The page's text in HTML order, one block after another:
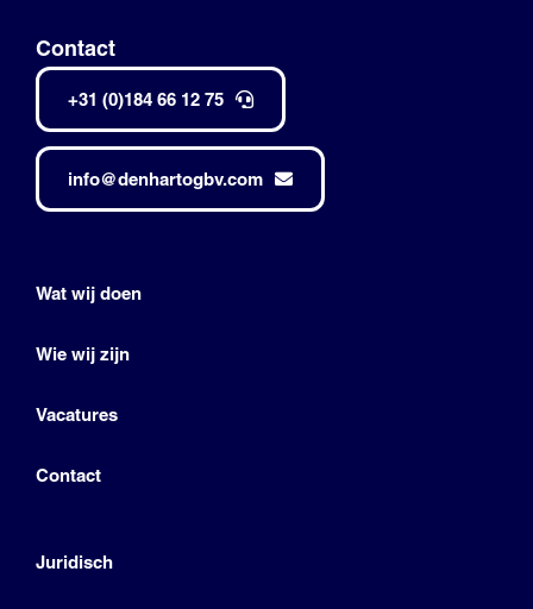
Contact
+31 (0)184 66 12 75
info@denhartogbv.com
Wat wij doen
Wie wij zijn
Vacatures
Contact
Juridisch